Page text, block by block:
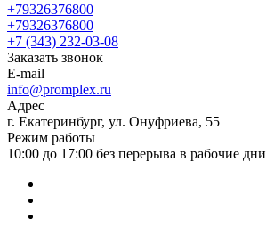
+79326376800
+79326376800
+7 (343) 232-03-08
Заказать звонок
E-mail
info@promplex.ru
Адрес
г. Екатеринбург, ул. Онуфриева, 55
Режим работы
10:00 до 17:00 без перерыва в рабочие дни